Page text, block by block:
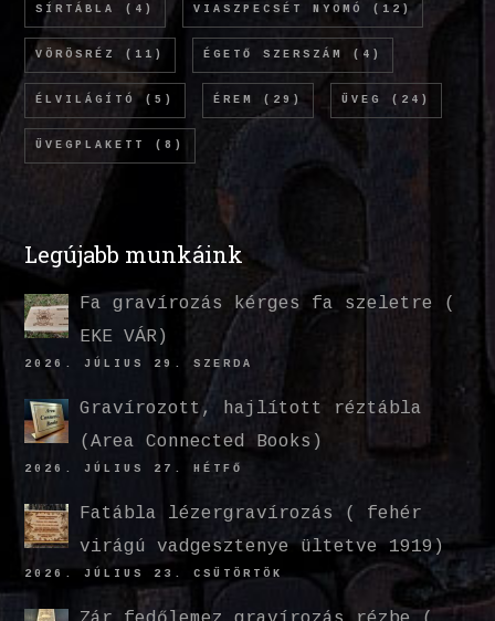
SÍRTÁBLA (4) VIASZPECSÉT NYOMÓ (12)
VÖRÖSRÉZ (11) ÉGETŐ SZERSZÁM (4)
ÉLVILÁGÍTÓ (5) ÉREM (29) ÜVEG (24)
ÜVEGPLAKETT (8)
Legújabb munkáink
Fa gravírozás kérges fa szeletre (
EKE VÁR)
2026. JÚLIUS 29. SZERDA
Gravírozott, hajlított réztábla
(Area Connected Books)
2026. JÚLIUS 27. HÉTFŐ
Fatábla lézergravírozás ( fehér
virágú vadgesztenye ültetve 1919)
2026. JÚLIUS 23. CSÜTÖRTÖK